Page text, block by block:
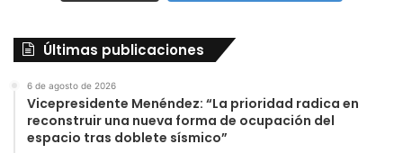
Últimas publicaciones
6 de agosto de 2026
Vicepresidente Menéndez: “La prioridad radica en
reconstruir una nueva forma de ocupación del
espacio tras doblete sísmico”